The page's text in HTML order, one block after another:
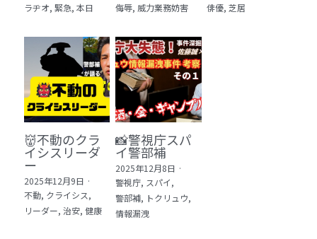
ラヂオ, 緊急, 本日
侮辱, 威力業務妨害
俳優, 芝居
👹不動のクラ
イシスリーダ
ー
2025年12月9日 ·
不動, クライシス,
リーダー, 治安, 健康
📸警視庁スパ
イ警部補
2025年12月8日 ·
警視庁, スパイ,
警部補, トクリュウ,
情報漏洩